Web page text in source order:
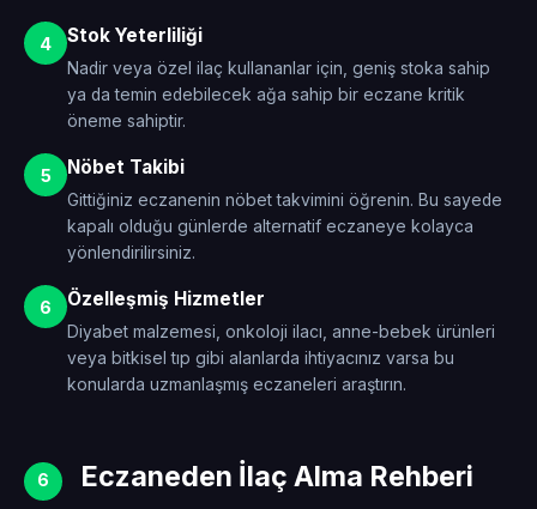
4 Stok Yeterliliği
Nadir veya özel ilaç kullananlar için, geniş stoka sahip
ya da temin edebilecek ağa sahip bir eczane kritik
öneme sahiptir.
5 Nöbet Takibi
Gittiğiniz eczanenin nöbet takvimini öğrenin. Bu sayede
kapalı olduğu günlerde alternatif eczaneye kolayca
yönlendirilirsiniz.
6 Özelleşmiş Hizmetler
Diyabet malzemesi, onkoloji ilacı, anne-bebek ürünleri
veya bitkisel tıp gibi alanlarda ihtiyacınız varsa bu
konularda uzmanlaşmış eczaneleri araştırın.
6 Eczaneden İlaç Alma Rehberi